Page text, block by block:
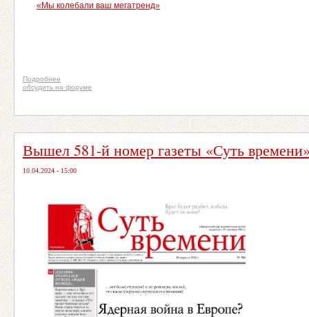
«Мы колебали ваш мегатренд»
Подробнее
обсудить на форуме
Вышел 581-й номер газеты «Суть
10.04.2024 - 15:00